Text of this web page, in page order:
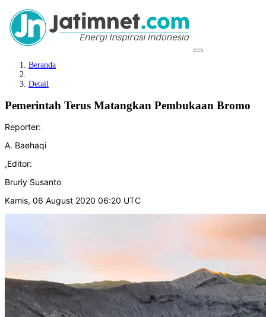
Beranda
Detail
Pemerintah Terus Matangkan Pembukaan Bromo
Reporter:
A. Baehaqi
,Editor:
Bruriy Susanto
Kamis, 06 August 2020 06:20 UTC